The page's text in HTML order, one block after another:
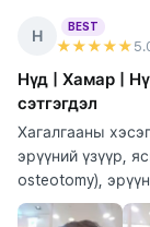
Н
BEST
★★★★★ 5
Нүд | Хамар |
сэтгэгдэл
Хагалгааны
эрүүний үзүүр,
osteotomy),